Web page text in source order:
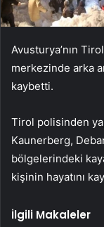
Avusturya’nın
merkezinde arka
kaybetti.
Tirol polisinden
Kaunerberg,
bölgelerindeki
kişinin hayatını
İlgili Makaleler